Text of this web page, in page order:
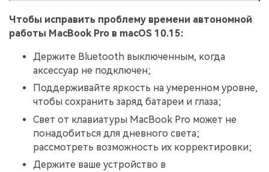
Чтобы исправить проблему времени автономной
работы MacBook Pro в macOS 10.15:
Держите Bluetooth выключенным, когда
аксессуар не подключен;
Поддерживайте яркость на умеренном уровне,
чтобы сохранить заряд батареи и глаза;
Свет от клавиатуры MacBook Pro может не
понадобиться для дневного света;
рассмотреть возможность их корректировки;
Держите ваше устройство в